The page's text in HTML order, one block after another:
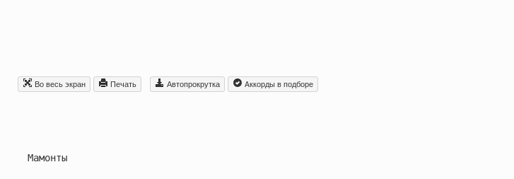
Во весь экран Печать Автопрокрутка Aккорды в подборе
Мамонты